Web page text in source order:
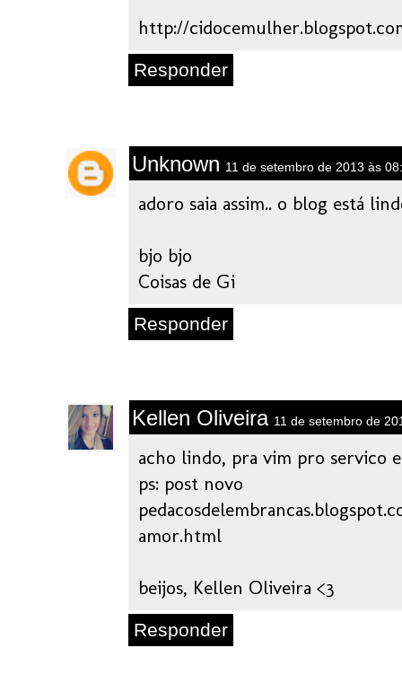
http://
Responder
Unknown 11 de setembro de 2013 às
adoro saia assim.. o blog está
bjo bjo
Coisas de Gi
Responder
Kellen Oliveira 11 de setembro de
acho lindo, pra vim pro servico
ps: post novo
amor.html
beijos, Kellen Oliveira <3
Responder